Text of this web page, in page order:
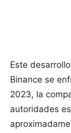
Este
Binance se
2023, la
autoridades